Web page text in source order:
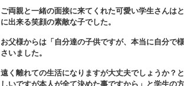
ご両親と一緒の面接に来てくれた可愛い学生さんは
に出来る笑顔の素敵な子でした。
お父様からは「自分達の子供ですが、本当に自分で
さいました。
遠く離れての生活になりますが大丈夫でしょうか？
しいですが本人が全て決めた事ですから」と学生の